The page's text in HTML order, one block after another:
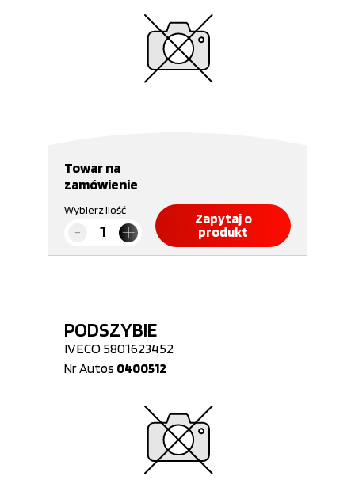
Towar na
zamówienie
Wybierz ilość
Zapytaj o
produkt
PODSZYBIE
IVECO 5801623452
Nr Autos 0400512